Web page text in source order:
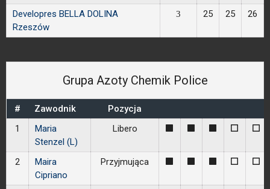
Developres BELLA DOLINA
Rzeszów
3 25 25 26
Grupa Azoty Chemik Police
# Zawodnik
Pozycja
1
Maria
Stenzel (L)
Libero 0 0
2
Maira
Cipriano
Przyjmująca 0 0